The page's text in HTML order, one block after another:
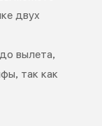
двух
вылета,
так как